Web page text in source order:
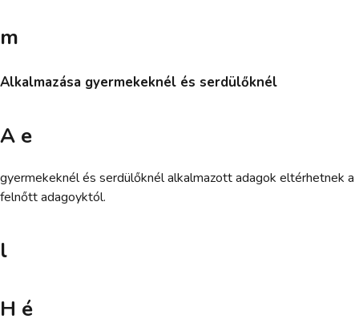
m
Alkalmazása gyermekeknél és serdülőknél
A e
gyermekeknél és serdülőknél alkalmazott adagok eltérhetnek a
felnőtt adagoyktól.
l
H é